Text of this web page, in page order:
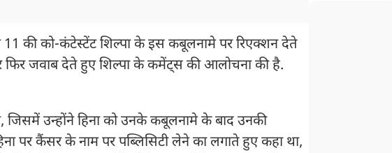
11 की को-कंटेस्टेंट शिल्पा के इस कबूलनामे पर रिएक्शन देते
फिर जवाब देते हुए शिल्पा के कमेंट्स की आलोचना की है.
जिसमें उन्होंने हिना को उनके कबूलनामे के बाद उनकी
पर कैंसर के नाम पर पब्लिसिटी लेने का लगाते हुए कहा था,